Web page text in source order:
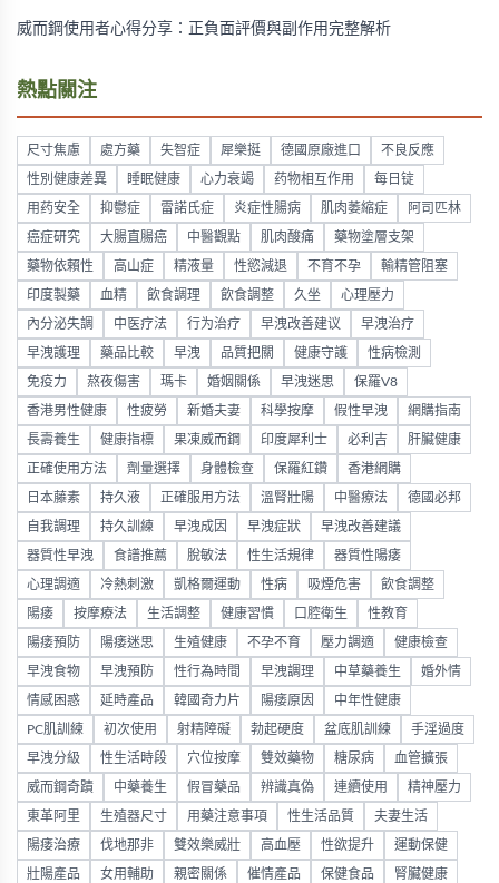
威而鋼使用者心得分享：正負面評價與副作用完整解析
熱點關注
尺寸焦慮 處方藥 失智症 犀樂挺 德國原廠進口 不良反應
性別健康差異 睡眠健康 心力衰竭 药物相互作用 每日锭
用药安全 抑鬱症 雷諾氏症 炎症性腸病 肌肉萎縮症 阿司匹林
癌症研究 大腸直腸癌 中醫觀點 肌肉酸痛 藥物塗層支架
藥物依賴性 高山症 精液量 性慾減退 不育不孕 輸精管阻塞
印度製藥 血精 飲食調理 飲食調整 久坐 心理壓力
內分泌失調 中医疗法 行为治疗 早洩改善建议 早洩治疗
早洩護理 藥品比較 早洩 品質把關 健康守護 性病檢測
免疫力 熬夜傷害 瑪卡 婚姻關係 早洩迷思 保羅V8
香港男性健康 性疲勞 新婚夫妻 科學按摩 假性早洩 網購指南
長壽養生 健康指標 果凍威而鋼 印度犀利士 必利吉 肝臟健康
正確使用方法 劑量選擇 身體檢查 保羅紅鑽 香港網購
日本藤素 持久液 正確服用方法 溫腎壯陽 中醫療法 德國必邦
自我調理 持久訓練 早洩成因 早洩症狀 早洩改善建議
器質性早洩 食譜推薦 脫敏法 性生活規律 器質性陽痿
心理調適 冷熱刺激 凱格爾運動 性病 吸煙危害 飲食調整
陽痿 按摩療法 生活調整 健康習慣 口腔衛生 性教育
陽痿預防 陽痿迷思 生殖健康 不孕不育 壓力調適 健康檢查
早洩食物 早洩預防 性行為時間 早洩調理 中草藥養生 婚外情
情感困惑 延時產品 韓國奇力片 陽痿原因 中年性健康
PC肌訓練 初次使用 射精障礙 勃起硬度 盆底肌訓練 手淫過度
早洩分級 性生活時段 穴位按摩 雙效藥物 糖尿病 血管擴張
威而鋼奇蹟 中藥養生 假冒藥品 辨識真偽 連續使用 精神壓力
東革阿里 生殖器尺寸 用藥注意事項 性生活品質 夫妻生活
陽痿治療 伐地那非 雙效樂威壯 高血壓 性欲提升 運動保健
壯陽產品 女用輔助 親密關係 催情產品 保健食品 腎臟健康